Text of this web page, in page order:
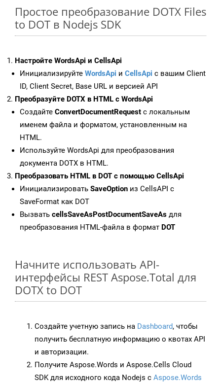
Простое преобразование DOTX Files
to DOT в Nodejs SDK
Настройте WordsApi и CellsApi
Инициализируйте WordsApi и CellsApi с вашим Client
ID, Client Secret, Base URL и версией API
Преобразуйте DOTX в HTML с WordsApi
Создайте ConvertDocumentRequest с локальным
именем файла и форматом, установленным на
HTML.
Используйте WordsApi для преобразования
документа DOTX в HTML.
Преобразовать HTML в DOT с помощью CellsApi
Инициализировать SaveOption из CellsAPI с
SaveFormat как DOT
Вызвать cellsSaveAsPostDocumentSaveAs для
преобразования HTML-файла в формат DOT
Начните использовать API-
интерфейсы REST Aspose.Total для
DOTX to DOT
Создайте учетную запись на Dashboard, чтобы
получить бесплатную информацию о квотах API
и авторизации.
Получите Aspose.Words и Aspose.Cells Cloud
SDK для исходного кода Nodejs с Aspose.Words